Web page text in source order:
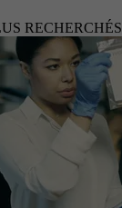
RECHERCHÉS